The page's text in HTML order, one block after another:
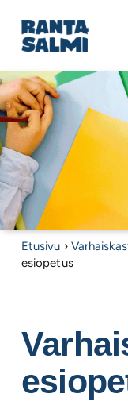
Etusivu ›
esiopetus